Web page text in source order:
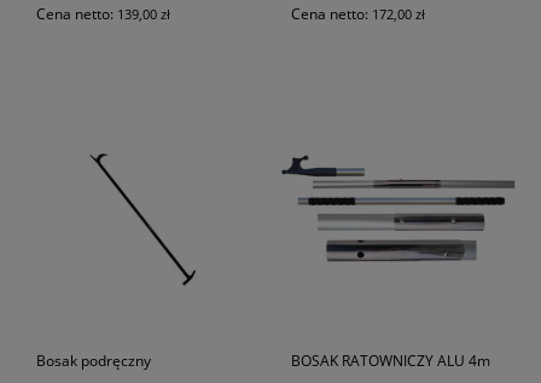
Cena netto: 139,00 zł Cena netto: 172,00 zł
Bosak podręczny BOSAK RATOWNICZY ALU 4m